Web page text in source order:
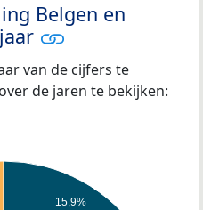
Belgen en
van de cijfers te
de jaren te bekijken:
15,9%